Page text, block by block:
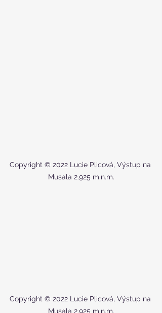
Copyright © 2022 Lucie Plicová, Výstup na
Musala 2.925 m.n.m.
Copyright © 2022 Lucie Plicová, Výstup na
Musala 2.925 m.n.m.